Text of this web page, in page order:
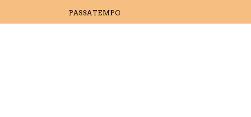
PASSATEMPO